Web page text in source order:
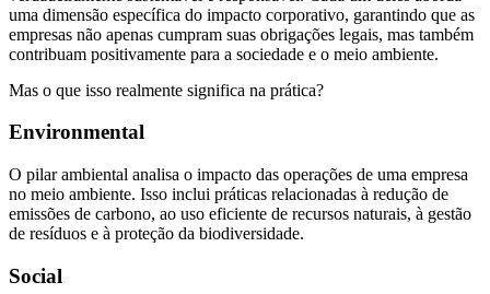
Política
de
da
Cibernética
da
Central
de
uma dimensão específica do impacto corporativo, garantindo que as
empresas não apenas cumpram suas obrigações legais, mas também
contribuam positivamente para a sociedade e o meio ambiente.
Mas o que isso realmente significa na prática?
Environmental
O pilar ambiental analisa o impacto das operações de uma empresa
no meio ambiente. Isso inclui práticas relacionadas à redução de
emissões de carbono, ao uso eficiente de recursos naturais, à gestão
de resíduos e à proteção da biodiversidade.
Social